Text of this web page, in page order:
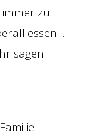
zu
essen…
sagen.